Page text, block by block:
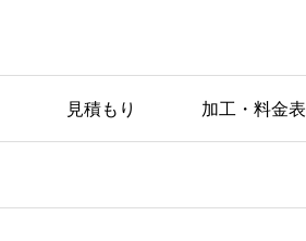
見積もり 加工・料金表